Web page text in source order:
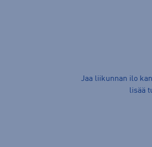
Jaa liikunnan ilo
lisää